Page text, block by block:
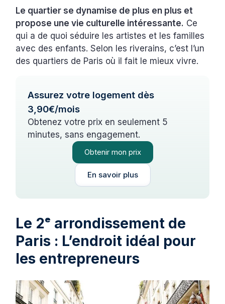
Le quartier se dynamise de plus en plus et
propose une vie culturelle intéressante. Ce
qui a de quoi séduire les artistes et les familles
avec des enfants. Selon les riverains, c’est l’un
des quartiers de Paris où il fait le mieux vivre.
Assurez votre logement dès
3,90€/mois
Obtenez votre prix en seulement 5
minutes, sans engagement.
Obtenir mon prix
En savoir plus
Le 2ᵉ arrondissement de
Paris : L’endroit idéal pour
les entrepreneurs